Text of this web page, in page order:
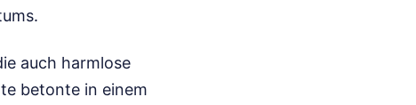
auch harmlose
betonte in einem